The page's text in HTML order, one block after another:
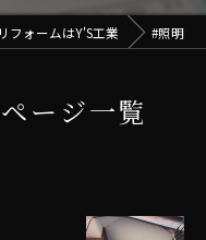
フォームはY'S工業 #照明
ージ一覧